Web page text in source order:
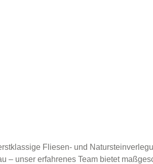
Fliesen- und
– unser erfahrenes Team bietet